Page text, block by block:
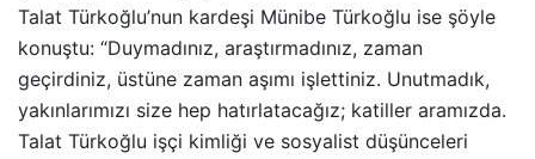
Talat Türkoğlu’nun kardeşi Münibe Türkoğlu ise şöyle
konuştu: “Duymadınız, araştırmadınız, zaman
geçirdiniz, üstüne zaman aşımı işlettiniz. Unutmadık,
yakınlarımızı size hep hatırlatacağız; katiller aramızda.
Talat Türkoğlu işçi kimliği ve sosyalist düşünceleri